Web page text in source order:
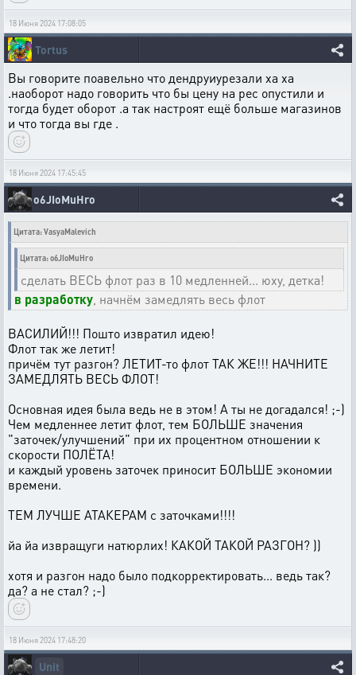
18 Июня 2024 17:08:05
Tortus
Вы говорите поавельно что дендруиурезали ха ха
.наоборот надо говорить что бы цену на рес опустили и
тогда будет оборот .а так настроят ещё больше магазинов
и что тогда вы где .
18 Июня 2024 17:45:45
o6JIoMuHro
Цитата: VasyaMalevich
Цитата: o6JIoMuHro
сделать ВЕСЬ флот раз в 10 медленней... юху, детка!
в разработку , начнём замедлять весь флот
ВАСИЛИЙ!!! Пошто извратил идею!
Флот так же летит!
причём тут разгон? ЛЕТИТ-то флот ТАК ЖЕ!!! НАЧНИТЕ
ЗАМЕДЛЯТЬ ВЕСЬ ФЛОТ!
Основная идея была ведь не в этом! А ты не догадался! ;-)
Чем медленнее летит флот, тем БОЛЬШЕ значения
"заточек/улучшений" при их процентном отношении к
скорости ПОЛЁТА!
и каждый уровень заточек приносит БОЛЬШЕ экономии
времени.
ТЕМ ЛУЧШЕ АТАКЕРАМ с заточками!!!!
йа йа извращуги натюрлих! КАКОЙ ТАКОЙ РАЗГОН? ))
хотя и разгон надо было подкорректировать... ведь так?
да? а не стал? ;-)
18 Июня 2024 17:48:20
Unit